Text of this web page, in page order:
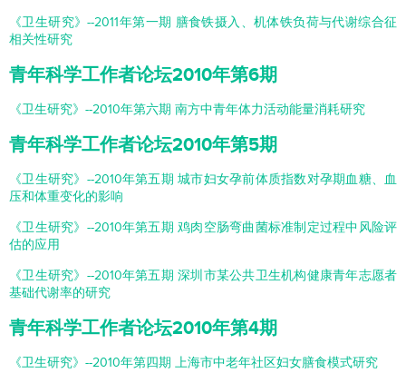
《卫生研究》--2011年第一期 膳食铁摄入、机体铁负荷与代谢综合征
相关性研究
青年科学工作者论坛2010年第6期
《卫生研究》--2010年第六期 南方中青年体力活动能量消耗研究
青年科学工作者论坛2010年第5期
《卫生研究》--2010年第五期 城市妇女孕前体质指数对孕期血糖、血
压和体重变化的影响
《卫生研究》--2010年第五期 鸡肉空肠弯曲菌标准制定过程中风险评
估的应用
《卫生研究》--2010年第五期 深圳市某公共卫生机构健康青年志愿者
基础代谢率的研究
青年科学工作者论坛2010年第4期
《卫生研究》--2010年第四期 上海市中老年社区妇女膳食模式研究